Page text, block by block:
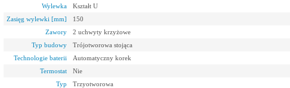
Wylewka
Kształt U
Zasięg wylewki [mm]
150
Zawory
2 uchwyty krzyżowe
Typ budowy
Trójotworowa stojąca
Technologie baterii
Automatyczny korek
Termostat
Nie
Typ
Trzyotworowa